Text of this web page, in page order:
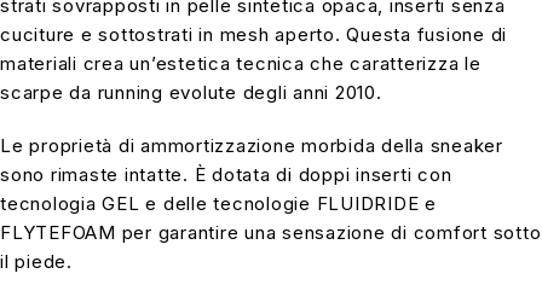
strati sovrapposti in pelle sintetica opaca, inserti senza
cuciture e sottostrati in mesh aperto. Questa fusione di
materiali crea un’estetica tecnica che caratterizza le
scarpe da running evolute degli anni 2010.
Le proprietà di ammortizzazione morbida della sneaker
sono rimaste intatte. È dotata di doppi inserti con
tecnologia GEL e delle tecnologie FLUIDRIDE e
FLYTEFOAM per garantire una sensazione di comfort sotto
il piede.